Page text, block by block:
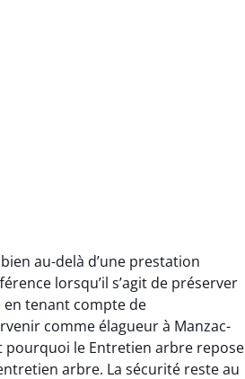
au-delà d’une prestation
lorsqu’il s’agit de préserver
en tenant compte de
comme élagueur à Manzac-
pourquoi le Entretien arbre repose
arbre. La sécurité reste au